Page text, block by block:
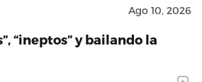
Ago 10, 2026
“ineptos” y bailando la